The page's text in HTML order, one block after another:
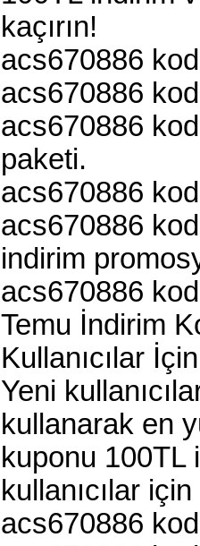
kaçırın!
acs670886
acs670886
acs670886
paketi.
acs670886
acs670886
indirim
acs670886
Temu İndirim
Kullanıcılar İçin
Yeni
kullanarak en
kuponu 100TL
kullanıcılar
acs670886